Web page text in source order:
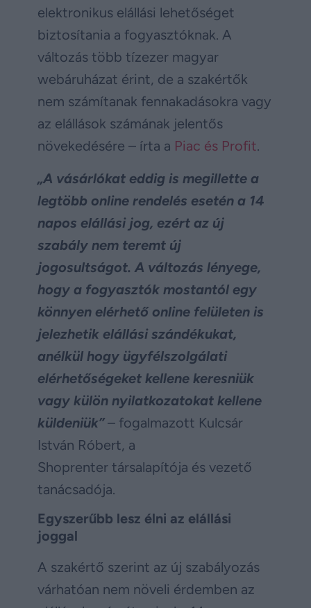
elektronikus elállási lehetőséget
biztosítania a fogyasztóknak. A
változás több tízezer magyar
webáruházat érint, de a szakértők
nem számítanak fennakadásokra vagy
az elállások számának jelentős
növekedésére – írta a Piac és Profit.
„A vásárlókat eddig is megillette a
legtöbb online rendelés esetén a 14
napos elállási jog, ezért az új
szabály nem teremt új
jogosultságot. A változás lényege,
hogy a fogyasztók mostantól egy
könnyen elérhető online felületen is
jelezhetik elállási szándékukat,
anélkül hogy ügyfélszolgálati
elérhetőségeket kellene keresniük
vagy külön nyilatkozatokat kellene
küldeniük”– fogalmazott Kulcsár
István Róbert, a
Shoprenter társalapítója és vezető
tanácsadója.
Egyszerűbb lesz élni az elállási
joggal
A szakértő szerint az új szabályozás
várhatóan nem növeli érdemben az